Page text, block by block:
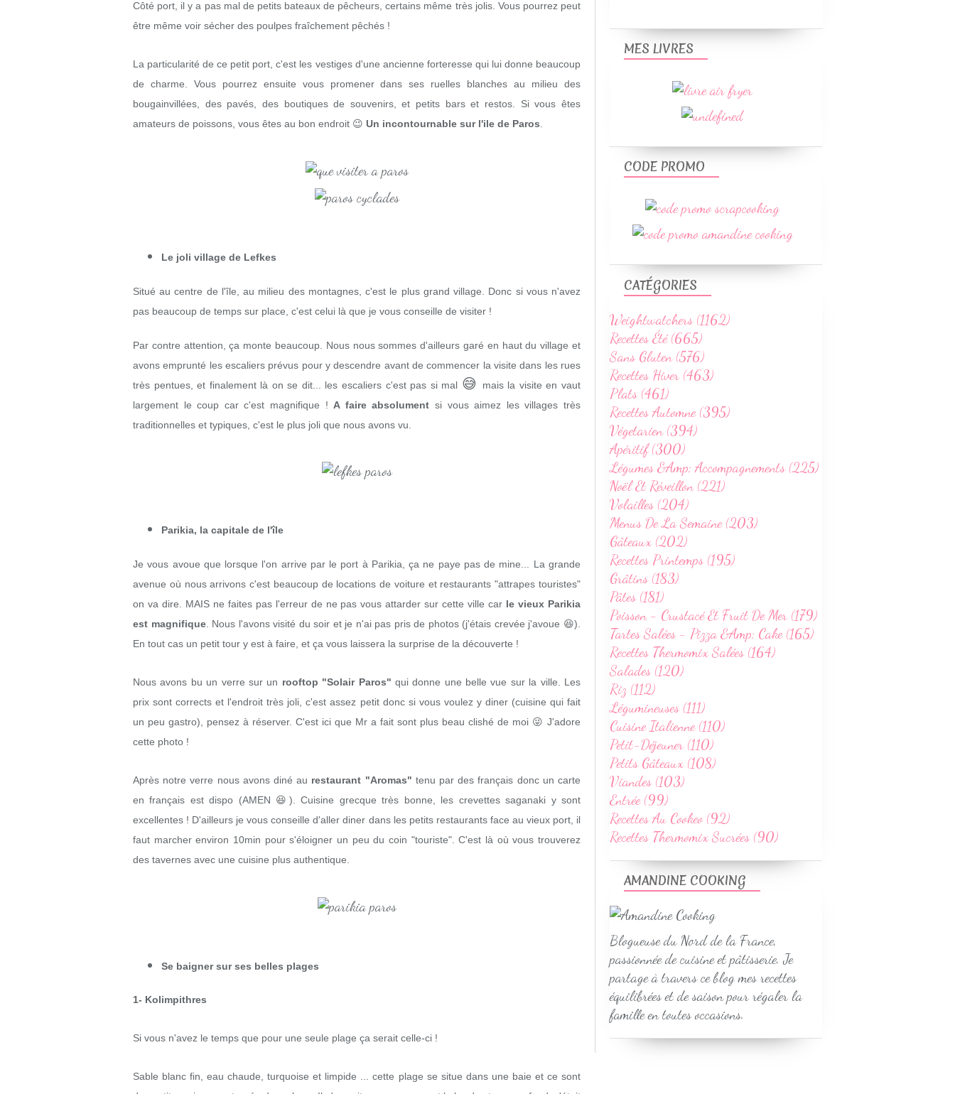
Côté port, il y a pas mal de petits bateaux de pêcheurs, certains même très jolis. Vous pourrez peut
être même voir sécher des poulpes fraîchement pêchés !
La particularité de ce petit port, c'est les vestiges d'une ancienne forteresse qui lui donne beaucoup
de charme. Vous pourrez ensuite vous promener dans ses ruelles blanches au milieu des
bougainvillées, des pavés, des boutiques de souvenirs, et petits bars et restos. Si vous êtes
amateurs de poissons, vous êtes au bon endroit 😉 Un incontournable sur l'ile de Paros
Le joli village de Lefkes
Situé au centre de l'île, au milieu des montagnes, c'est le plus grand village. Donc si vous n'avez
pas beaucoup de temps sur place, c'est celui là que je vous conseille de visiter !
Par contre attention, ça monte beaucoup. Nous nous sommes d'ailleurs garé en haut du village et
avons emprunté les escaliers prévus pour y descendre avant de commencer la visite dans les rues
très pentues, et finalement là on se dit... les escaliers c'est pas si mal 😅
mais la visite en vaut
largement le coup car c'est magnifique !A faire absolument si vous aimez les villages très
traditionnelles et typiques, c'est le plus joli que nous avons vu.
Parikia, la capitale de l'île
Je vous avoue que lorsque l'on arrive par le port à Parikia, ça ne paye pas de mine... La grande
avenue où nous arrivons c'est beaucoup de locations de voiture et restaurants "attrapes touristes"
on va dire. MAIS ne faites pas l'erreur de ne pas vous attarder sur cette ville car le vieux Parikia
est magnifique. Nous l'avons visité du soir et je n'ai pas pris de photos (j'étais crevée j'avoue 😆).
En tout cas un petit tour y est à faire, et ça vous laissera la surprise de la découverte !
Nous avons bu un verre sur un rooftop "Solair Paros" qui donne une belle vue sur la ville. Les
prix sont corrects et l'endroit très joli, c'est assez petit donc si vous voulez y diner (cuisine qui fait
un peu gastro), pensez à réserver. C'est ici que Mr a fait sont plus beau clishé de moi 😜 J'adore
cette photo !
Après notre verre nous avons diné au restaurant "Aromas" tenu par des français donc un carte
en français est dispo (AMEN 😆). Cuisine grecque très bonne, les crevettes saganaki y sont
excellentes ! D'ailleurs je vous conseille d'aller diner dans les petits restaurants face au vieux port, il
faut marcher environ 10min pour s'éloigner un peu du coin "touriste". C'est là où vous trouverez
des tavernes avec une cuisine plus authentique.
Se baigner sur ses belles plages
1- Kolimpithres
Si vous n'avez le temps que pour une seule plage ça serait celle-ci !
Sable blanc fin, eau chaude, turquoise et limpide ... cette plage se situe dans une baie et ce sont
AMANDINE COOKING
Blogueuse du Nord de la France,
passionnée de cuisine et pâtisserie. Je
partage à travers ce blog mes recettes
équilibrées et de saison pour régaler la
famille en toutes occasions.
CATÉGORIES
Weightwatchers (1162)
Recettes Été (665)
Sans Gluten (576)
Recettes Hiver (463)
Plats (461)
Recettes Automne (395)
Végetarien (394)
Apéritif (300)
Légumes &Amp; Accompagnements (225)
Noël Et Réveillon (221)
Volailles (204)
Menus De La Semaine (203)
Gâteaux (202)
Recettes Printemps (195)
Grâtins (183)
Pâtes (181)
Poisson - Crustacé Et Fruit De Mer (179)
Tartes Salées - Pizza &Amp; Cake (165)
Recettes Thermomix Salées (164)
Salades (120)
Riz (112)
Légumineuses (111)
Cuisine Italienne (110)
Petit-Déjeuner (110)
Petits Gâteaux (108)
Viandes (103)
Entrée (99)
Recettes Au Cookeo (92)
Recettes Thermomix Sucrées (90)
MES LIVRES
CODE PROMO